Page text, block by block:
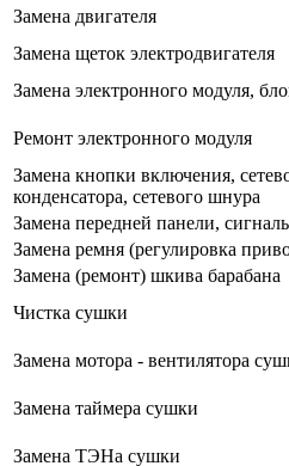
Замена двигателя
Замена щеток электродвигателя
Замена электронного модуля,
Ремонт электронного модуля
Замена кнопки включения,
конденсатора, сетевого шнура
Замена передней панели,
Замена ремня (регулировка
Замена (ремонт) шкива барабана
Чистка сушки
Замена мотора - вентилятора
Замена таймера сушки
Замена ТЭНа сушки